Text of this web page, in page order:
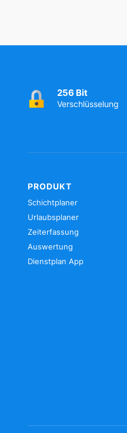
256 Bit
Verschlüsselung
PRODUKT
Schichtplaner
Urlaubsplaner
Zeiterfassung
Auswertung
Dienstplan App